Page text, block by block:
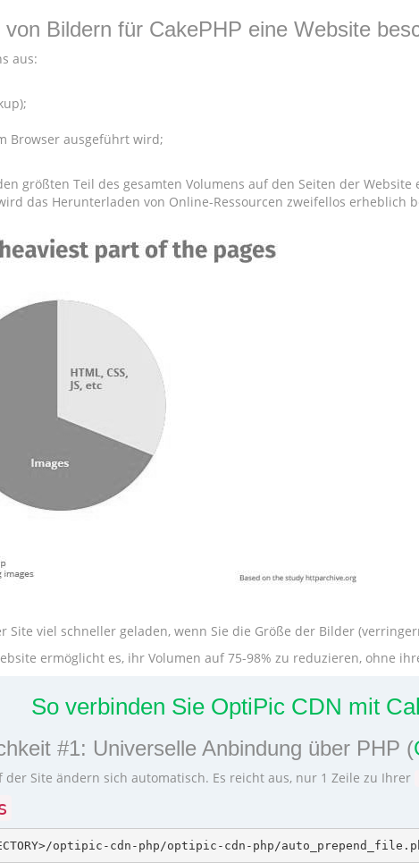
Bildern für CakePHP eine Website
aus:
Browser ausgeführt wird;
größten Teil des gesamten Volumens auf den Seiten der Website
das Herunterladen von Online-Ressourcen zweifellos erheblich
Site viel schneller geladen, wenn Sie die Größe der Bilder
ermöglicht es, ihr Volumen auf 75-98% zu reduzieren, ohne
So verbinden Sie OptiPic CDN mit
#1: Universelle Anbindung über PHP (
der Site ändern sich automatisch. Es reicht aus, nur 1 Zeile zu Ihrer